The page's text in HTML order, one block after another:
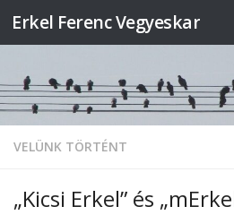
Skip to content
Erkel Ferenc Vegyeskar
VELÜNK TÖRTÉNT
„Kicsi Erkel” és